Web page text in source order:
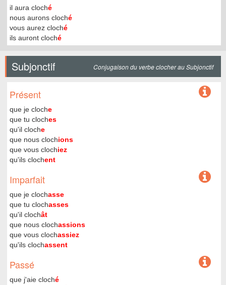
il aura cloché
nous aurons cloché
vous aurez cloché
ils auront cloché
Subjonctif Conjugaison du verbe clocher au Subjonctif
Présent
que je cloche
que tu cloches
qu'il cloche
que nous clochions
que vous clochiez
qu'ils clochent
Imparfait
que je clochasse
que tu clochasses
qu'il clochât
que nous clochassions
que vous clochassiez
qu'ils clochassent
Passé
que j'aie cloché